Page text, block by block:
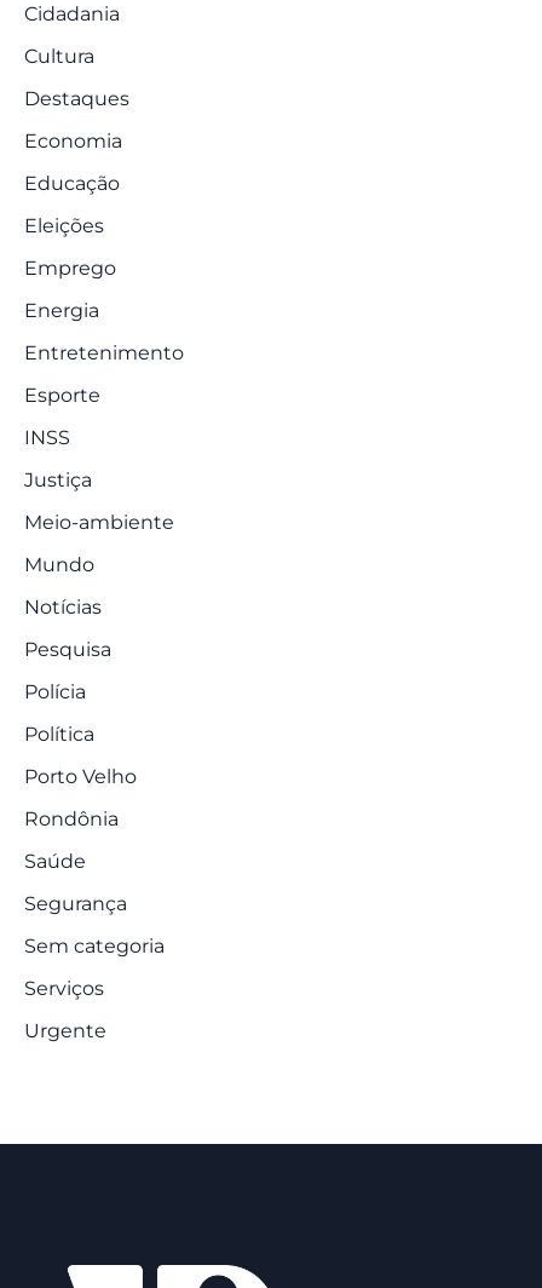
Cidadania
Cultura
Destaques
Economia
Educação
Eleições
Emprego
Energia
Entretenimento
Esporte
INSS
Justiça
Meio-ambiente
Mundo
Notícias
Pesquisa
Polícia
Política
Porto Velho
Rondônia
Saúde
Segurança
Sem categoria
Serviços
Urgente